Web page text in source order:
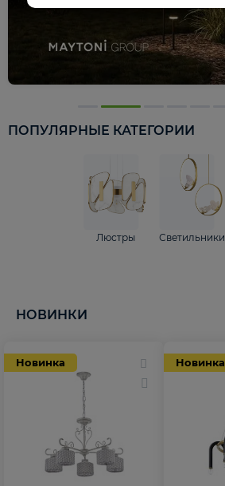
ПОПУЛЯРНЫЕ КАТЕГОРИИ
Люстры Светильники
НОВИНКИ
Новинка Новинка